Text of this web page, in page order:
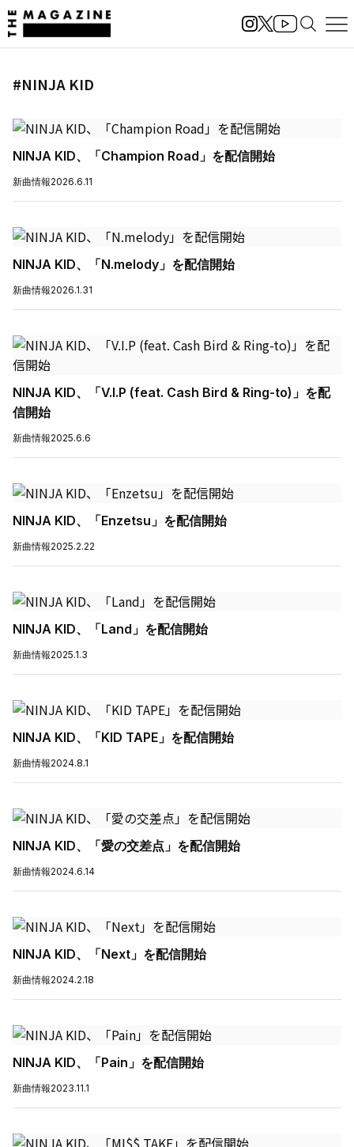
#NINJA KID
NINJA KID、「Champion Road」を配信開始
新曲情報2026.6.11
NINJA KID、「N.melody」を配信開始
新曲情報2026.1.31
NINJA KID、「V.I.P (feat. Cash Bird & Ring-to)」を配
信開始
新曲情報2025.6.6
NINJA KID、「Enzetsu」を配信開始
新曲情報2025.2.22
NINJA KID、「Land」を配信開始
新曲情報2025.1.3
NINJA KID、「KID TAPE」を配信開始
新曲情報2024.8.1
NINJA KID、「愛の交差点」を配信開始
新曲情報2024.6.14
NINJA KID、「Next」を配信開始
新曲情報2024.2.18
NINJA KID、「Pain」を配信開始
新曲情報2023.11.1